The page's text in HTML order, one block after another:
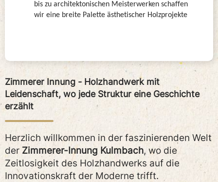
Zimmerer Innung - Holzhandwerk mit
Leidenschaft, wo jede Struktur eine Geschichte
erzählt
Herzlich willkommen in der faszinierenden Welt
der Zimmerer-Innung Kulmbach, wo die
Zeitlosigkeit des Holzhandwerks auf die
Innovationskraft der Moderne trifft.
bis zu architektonischen Meisterwerken schaffen
wir eine breite Palette ästhetischer Holzprojekte